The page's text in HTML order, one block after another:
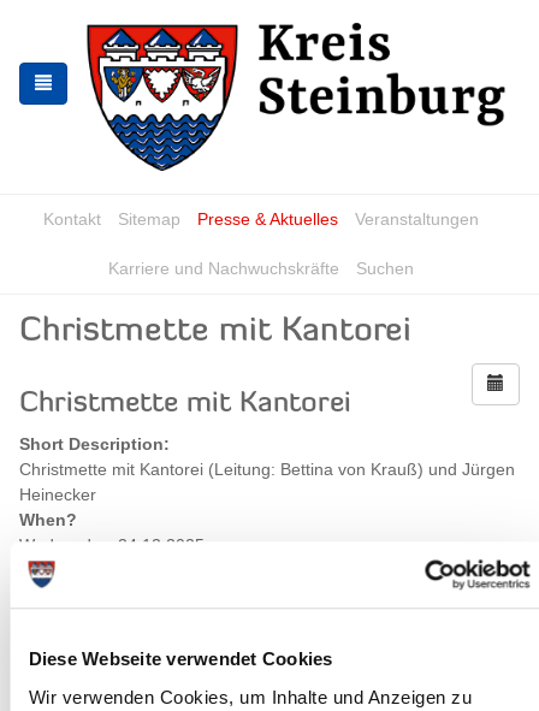
Diese Webseite verwendet Cookies
Wir verwenden Cookies, um Inhalte und Anzeigen zu
the
navigation
the
content
Kontakt Sitemap Presse & Aktuelles Veranstaltungen
Karriere und Nachwuchskräfte Suchen
Christmette mit Kantorei
Christmette mit Kantorei
Short Description:
Christmette mit Kantorei (Leitung: Bettina von Krauß) und Jürgen
Heinecker
When?
Wednesday, 24.12.2025
Time:
Bornstücken 6 ,Oelixdorf
Category: